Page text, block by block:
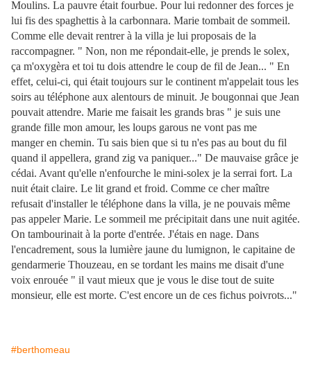
Moulins. La pauvre était fourbue. Pour lui redonner des forces je
lui fis des spaghettis à la carbonnara. Marie tombait de sommeil.
Comme elle devait rentrer à la villa je lui proposais de la
raccompagner. " Non, non me répondait-elle, je prends le solex,
ça m'oxygèra et toi tu dois attendre le coup de fil de Jean... " En
effet, celui-ci, qui était toujours sur le continent m'appelait tous les
soirs au téléphone aux alentours de minuit. Je bougonnai que Jean
pouvait attendre. Marie me faisait les grands bras " je suis une
grande fille mon amour, les loups garous ne vont pas me
manger en chemin. Tu sais bien que si tu n'es pas au bout du fil
quand il appellera, grand zig va paniquer..." De mauvaise grâce je
cédai. Avant qu'elle n'enfourche le mini-solex je la serrai fort. La
nuit était claire. Le lit grand et froid. Comme ce cher maître
refusait d'installer le téléphone dans la villa, je ne pouvais même
pas appeler Marie. Le sommeil me précipitait dans une nuit agitée.
On tambourinait à la porte d'entrée. J'étais en nage. Dans
l'encadrement, sous la lumière jaune du lumignon, le capitaine de
gendarmerie Thouzeau, en se tordant les mains me disait d'une
voix enrouée " il vaut mieux que je vous le dise tout de suite
monsieur, elle est morte. C'est encore un de ces fichus poivrots..."
#berthomeau